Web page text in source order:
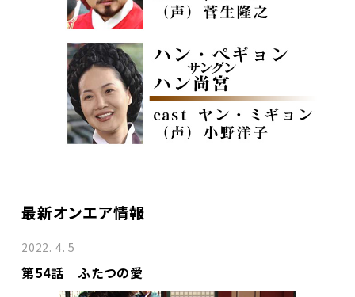
最新オンエア情報
2022. 4. 5
第54話 ふたつの愛